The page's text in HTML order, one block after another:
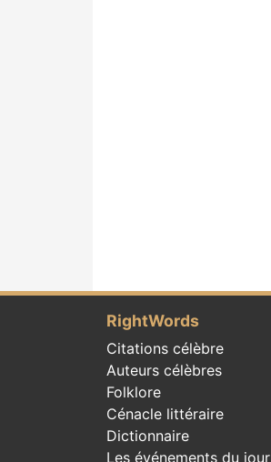
RightWords
Citations célèbre
Auteurs célèbres
Folklore
Cénacle littéraire
Dictionnaire
Les événements du jour